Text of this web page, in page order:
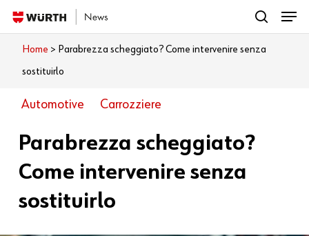
Skip
to
main
content
Cosa vuoi leggere?
search
Menu
Home > Parabrezza scheggiato? Come intervenire senza
sostituirlo
Automotive Carrozziere
Parabrezza scheggiato?
Come intervenire senza
sostituirlo